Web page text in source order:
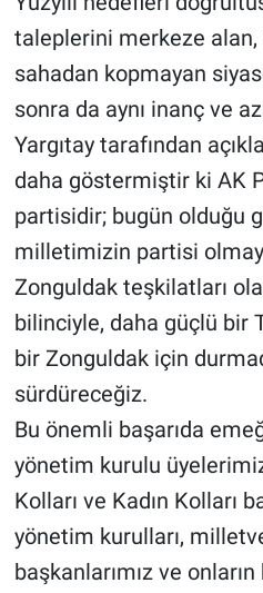
taleplerini merkeze
sahadan kopmayan
sonra da aynı inanç ve
Yargıtay tarafından
daha göstermiştir ki AK
partisidir; bugün olduğu
milletimizin partisi
Zonguldak teşkilatları
bilinciyle, daha güçlü bir
bir Zonguldak için
sürdüreceğiz.
Bu önemli başarıda
yönetim kurulu
Kolları ve Kadın Kolları
yönetim kurulları,
başkanlarımız ve onların